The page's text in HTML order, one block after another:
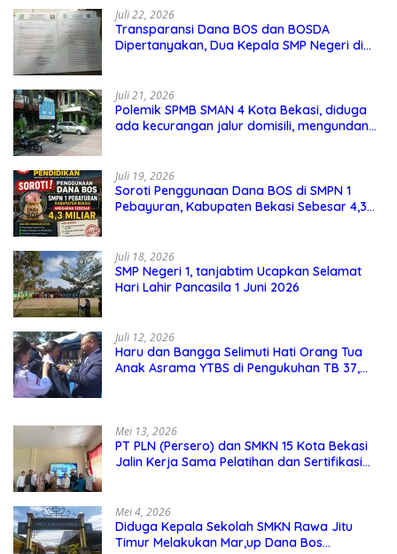
Juli 22, 2026
Transparansi Dana BOS dan BOSDA
Dipertanyakan, Dua Kepala SMP Negeri di
Juli 21, 2026
Polemik SPMB SMAN 4 Kota Bekasi, diduga
ada kecurangan jalur domisili, mengundang
Juli 19, 2026
Soroti Penggunaan Dana BOS di SMPN 1
Pebayuran, Kabupaten Bekasi Sebesar 4,3
Juli 18, 2026
SMP Negeri 1, tanjabtim Ucapkan Selamat
Hari Lahir Pancasila 1 Juni 2026
Juli 12, 2026
Haru dan Bangga Selimuti Hati Orang Tua
Anak Asrama YTBS di Pengukuhan TB 37,
Mei 13, 2026
PT PLN (Persero) dan SMKN 15 Kota Bekasi
Jalin Kerja Sama Pelatihan dan Sertifikasi
Mei 4, 2026
Diduga Kepala Sekolah SMKN Rawa Jitu
Timur Melakukan Mar,up Dana Bos